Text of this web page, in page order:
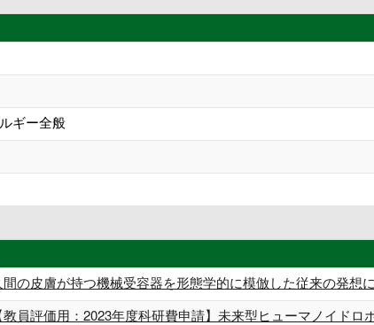
ギー全般
間の皮膚が持つ機械受容器を形態学的に模倣した従来の発
教員評価用：2023年度科研費申請】未来型ヒューマノイド